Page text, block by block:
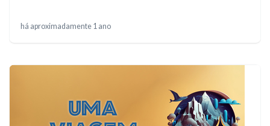
há aproximadamente 1 ano